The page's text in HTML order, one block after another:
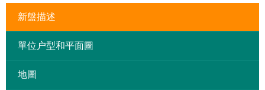
新盤描述
單位户型和平面圖
地圖